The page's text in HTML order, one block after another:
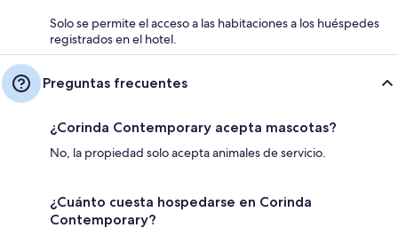
Solo se permite el acceso a las habitaciones a los huéspedes
registrados en el hotel.
Preguntas frecuentes
¿Corinda Contemporary acepta mascotas?
No, la propiedad solo acepta animales de servicio.
¿Cuánto cuesta hospedarse en Corinda
Contemporary?